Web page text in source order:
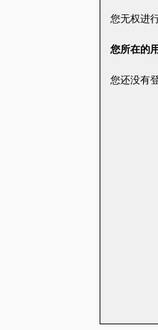
您无权进
您所在的
您还没有